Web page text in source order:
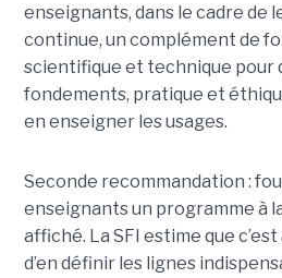
enseignants, dans le cadre de
continue, un complément de
scientifique et technique pour
fondements, pratique et
en enseigner les usages.
Seconde recommandation :
enseignants un programme à
affiché. La SFI estime que
d’en définir les lignes